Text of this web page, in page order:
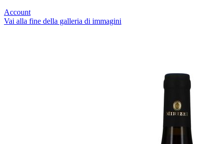
Account
Vai alla fine della galleria di immagini